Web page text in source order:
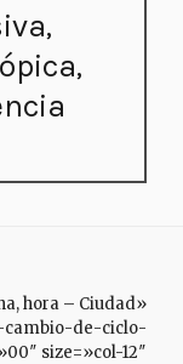
hora – Ciudad»
de-ciclo-
size=»col-12″